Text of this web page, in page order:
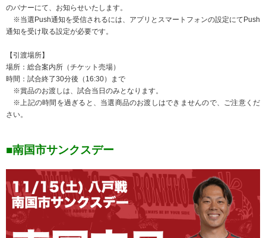
のバナーにて、お知らせいたします。
※当選Push通知を受信されるには、アプリとスマートフォンの設定にてPush
通知を受け取る設定が必要です。
【引渡場所】
場所：総合案内所（チケット売場）
時間：試合終了30分後（16:30）まで
※賞品のお渡しは、試合当日のみとなります。
※上記の時間を過ぎると、当選商品のお渡しはできませんので、ご注意くだ
さい。
■南国市サンクスデー